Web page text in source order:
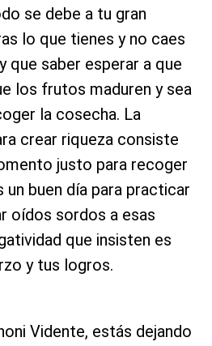
se debe a tu gran
lo que tienes y no caes
que saber esperar a que
los frutos maduren y sea
la cosecha. La
crear riqueza consiste
justo para recoger
un buen día para practicar
oídos sordos a esas
que insisten es
y tus logros.
Vidente, estás dejando